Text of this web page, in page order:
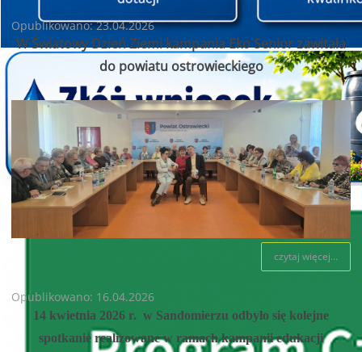
Opublikowano: 23.04.2026
W Światowy Dzień Ziemi kampania Eko Senior zawitała
do powiatu ostrowieckiego
czytaj więcej...
Opublikowano: 16.04.2026
14 kwietnia 2026 r. w Sandomierzu odbyło się kolejne
spotkanie realizowane w ramach kampanii edukacji